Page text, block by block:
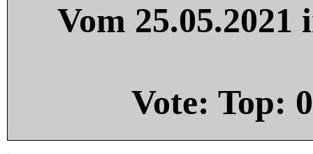
Vom
Vote: Top: 0